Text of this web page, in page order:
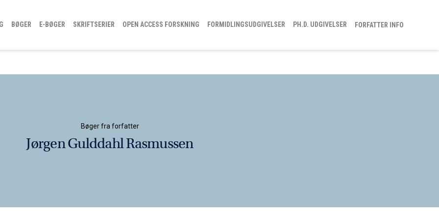
BØGER E-BØGER SKRIFTSERIER OPEN ACCESS FORSKNING FORMIDLINGSUDGIVELSER PH.D. UDGIVELSER FORFATTER INFO
Bøger fra forfatter
Jørgen Gulddahl Rasmussen